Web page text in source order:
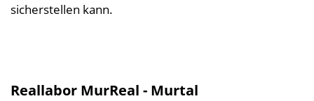
sicherstellen kann.
Reallabor MurReal - Murtal